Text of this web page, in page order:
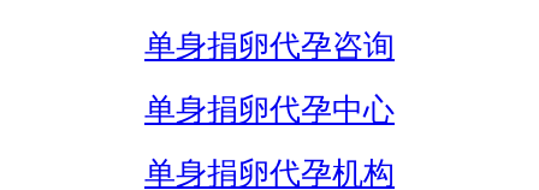
单身捐卵代孕咨询
单身捐卵代孕中心
单身捐卵代孕机构